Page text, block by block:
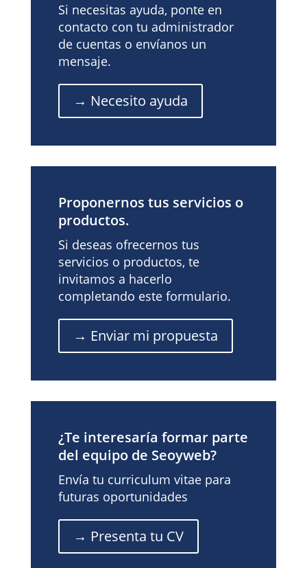
Si necesitas ayuda, ponte en
contacto con tu administrador
de cuentas o envíanos un
mensaje.
→ Necesito ayuda
Proponernos tus servicios o
productos.
Si deseas ofrecernos tus
servicios o productos, te
invitamos a hacerlo
completando este formulario.
→ Enviar mi propuesta
¿Te interesaría formar parte
del equipo de Seoyweb?
Envía tu curriculum vitae para
futuras oportunidades
→ Presenta tu CV